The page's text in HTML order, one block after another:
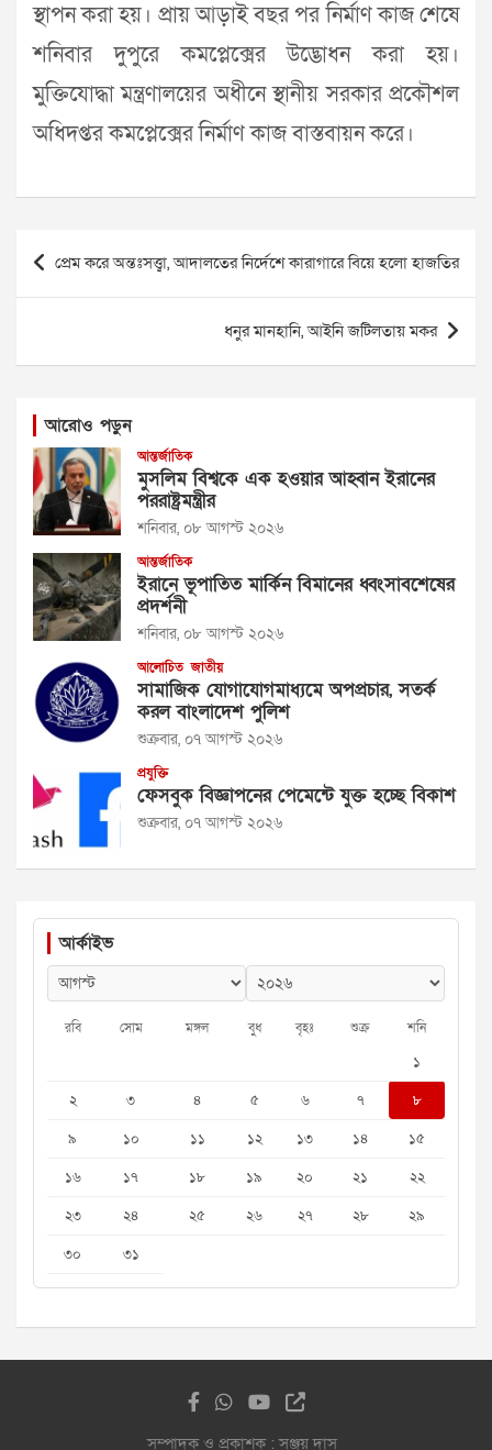
স্থাপন করা হয়। প্রায় আড়াই বছর পর নির্মাণ কাজ শেষে
শনিবার দুপুরে কমপ্লেক্সের উদ্ভোধন করা হয়।
মুক্তিযোদ্ধা মন্ত্রণালয়ের অধীনে স্থানীয় সরকার প্রকৌশল
অধিদপ্তর কমপ্লেক্সের নির্মাণ কাজ বাস্তবায়ন করে।
Post
navigation
প্রেম করে অন্তঃসত্ত্বা, আদালতের নির্দেশে কারাগারে বিয়ে হলো হাজতির
ধনুর মানহানি, আইনি জটিলতায় মকর
আরোও পড়ুন
আন্তর্জাতিক
মুসলিম বিশ্বকে এক হওয়ার আহ্বান ইরানের
পররাষ্ট্রমন্ত্রীর
শনিবার, ০৮ আগস্ট ২০২৬
আন্তর্জাতিক
ইরানে ভূপাতিত মার্কিন বিমানের ধ্বংসাবশেষের
প্রদর্শনী
শনিবার, ০৮ আগস্ট ২০২৬
আলোচিত জাতীয়
সামাজিক যোগাযোগমাধ্যমে অপপ্রচার, সতর্ক
করল বাংলাদেশ পুলিশ
শুক্রবার, ০৭ আগস্ট ২০২৬
প্রযুক্তি
ফেসবুক বিজ্ঞাপনের পেমেন্টে যুক্ত হচ্ছে বিকাশ
শুক্রবার, ০৭ আগস্ট ২০২৬
আর্কাইভ
রবি সোম মঙ্গল বুধ বৃহঃ শুক্র শনি
১
২
৩ ৪ ৫ ৬ ৭
৮
৯
১০ ১১ ১২ ১৩ ১৪
১৫
১৬
১৭ ১৮ ১৯ ২০ ২১
২২
২৩
২৪ ২৫ ২৬ ২৭ ২৮
২৯
৩০
৩১
সম্পাদক ও প্রকাশক : সঞ্জয় দাস